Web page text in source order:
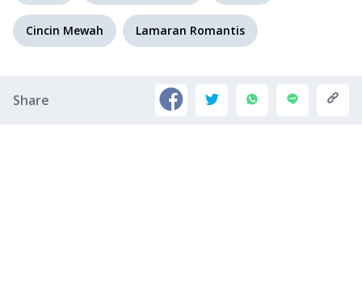
Cincin Mewah Lamaran Romantis
Share